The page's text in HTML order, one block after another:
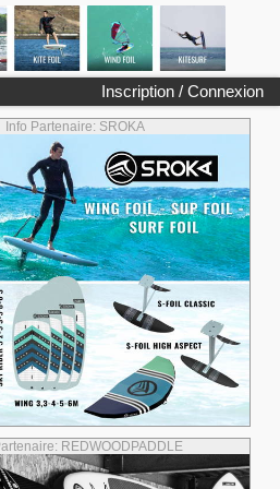
Inscription / Connexion
Info Partenaire: SROKA
REDWOODPADDLE